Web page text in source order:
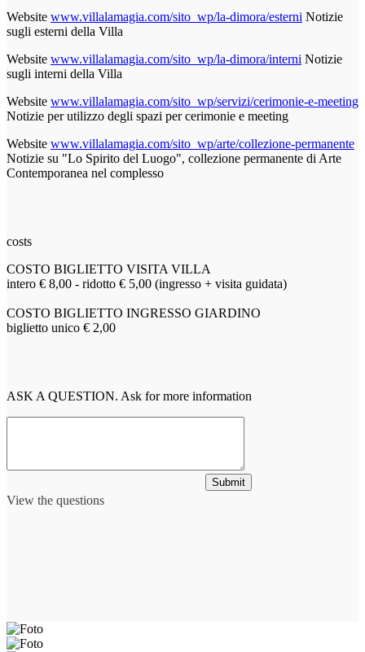
Website www.villalamagia.com/sito_wp/la-dimora/esterni Notizie
sugli esterni della Villa
Website www.villalamagia.com/sito_wp/la-dimora/interni Notizie
sugli interni della Villa
Website www.villalamagia.com/sito_wp/servizi/cerimonie-e-meeting
Notizie per utilizzo degli spazi per cerimonie e meeting
Website www.villalamagia.com/sito_wp/arte/collezione-permanente
Notizie su "Lo Spirito del Luogo", collezione permanente di Arte
Contemporanea nel complesso
costs
COSTO BIGLIETTO VISITA VILLA
intero € 8,00 - ridotto € 5,00 (ingresso + visita guidata)
COSTO BIGLIETTO INGRESSO GIARDINO
biglietto unico € 2,00
ASK A QUESTION. Ask for more information
View the questions
Submit